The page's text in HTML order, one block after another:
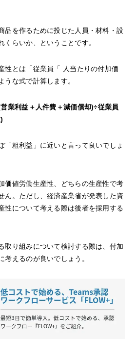
品を作るために投じた人員・材料・設
くらいか、ということです。
性とは「従業員「 人当たりの付加価
うな式で計算します。
業利益＋人件費＋減価償却)÷従業員
「粗利益」に近いと言って良いでしょ
価値労働生産性、どちらの生産性で考
ん。ただし、経済産業省が発表した資
性について考える際は後者を採用する
取り組みについて検討する際は、付加
考えるのが良いでしょう。